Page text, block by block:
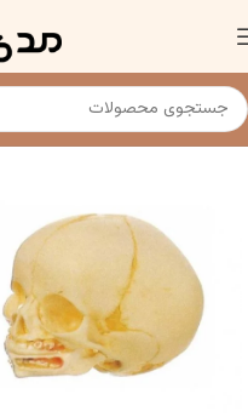
خانه مولاژ و ماکت آناتومی عمومی